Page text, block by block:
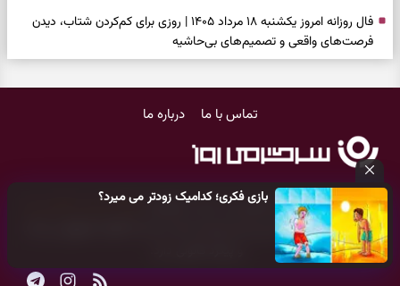
بازی فکری؛ کدامیک زودتر می میرد؟
فال روزانه امروز یکشنبه ۱۸ مرداد ۱۴۰۵ | روزی برای کم‌کردن شتاب، دیدن
فرصت‌های واقعی و تصمیم‌های بی‌حاشیه
واقعی، کم‌کردن بار اضافه و تصمیم بدون عجله
حفظ چیزهایی که ارزش ماندن دارند
دعای نجات از گرفتاری، غم و فقر؛ وقتی راه‌ها بسته شد این دعای معتبر را
بخوانید
تماس با ما درباره ما
کلیه حقوق مادی و معنوی این سایت متعلق بهپایگاه خبری سرگرمی روز
می‌باشد و هر گونه کپی‌برداری توسط دیگر سایت‌ها